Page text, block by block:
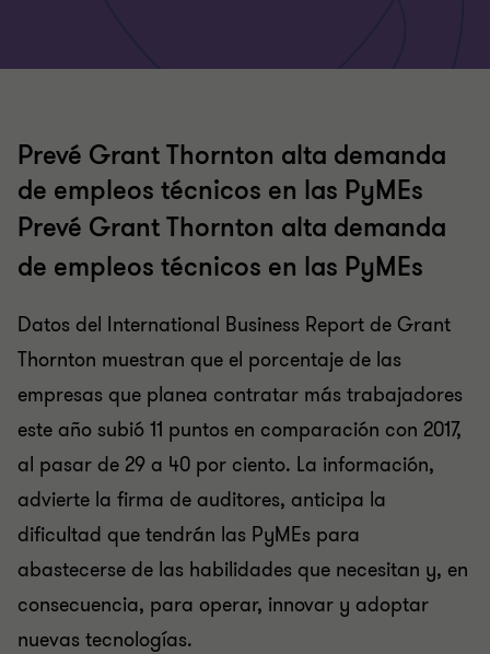
Prevé Grant Thornton alta demanda
de empleos técnicos en las PyMEs
Prevé Grant Thornton alta demanda
de empleos técnicos en las PyMEs
Datos del International Business Report de Grant
Thornton muestran que el porcentaje de las
empresas que planea contratar más trabajadores
este año subió 11 puntos en comparación con 2017,
al pasar de 29 a 40 por ciento. La información,
advierte la firma de auditores, anticipa la
dificultad que tendrán las PyMEs para
abastecerse de las habilidades que necesitan y, en
consecuencia, para operar, innovar y adoptar
nuevas tecnologías.